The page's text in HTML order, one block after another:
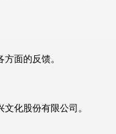
面的反馈。
化股份有限公司。